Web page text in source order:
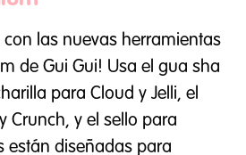
con las nuevas herramientas
de Gui Gui! Usa el gua sha
para Cloud y Jelli, el
Crunch, y el sello para
están diseñadas para